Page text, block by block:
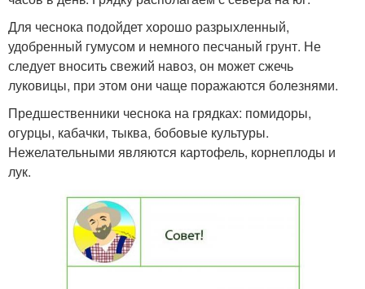
Для чеснока подойдет хорошо разрыхленный,
удобренный гумусом и немного песчаный грунт. Не
следует вносить свежий навоз, он может сжечь
луковицы, при этом они чаще поражаются болезнями.
Предшественники чеснока на грядках: помидоры,
огурцы, кабачки, тыква, бобовые культуры.
Нежелательными являются картофель, корнеплоды и
лук.